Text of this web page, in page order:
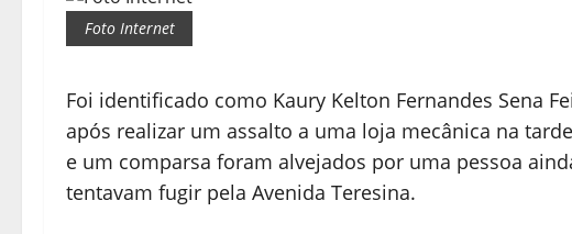
Foto Internet
Foi identificado como Kaury Kelton Fernandes Sena
após realizar um assalto a uma loja mecânica na
e um comparsa foram alvejados por uma pessoa
tentavam fugir pela Avenida Teresina.